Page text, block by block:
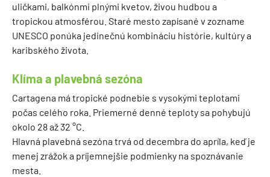
uličkami, balkónmi plnými kvetov, živou hudbou a
tropickou atmosférou. Staré mesto zapísané v zozname
UNESCO ponúka jedinečnú kombináciu histórie, kultúry a
karibského života.
Klíma a plavebná sezóna
Cartagena má tropické podnebie s vysokými teplotami
počas celého roka. Priemerné denné teploty sa pohybujú
okolo 28 až 32 °C.
Hlavná plavebná sezóna trvá od decembra do apríla, keď je
menej zrážok a príjemnejšie podmienky na spoznávanie
mesta.